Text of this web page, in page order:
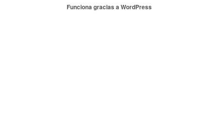
Funciona gracias a WordPress